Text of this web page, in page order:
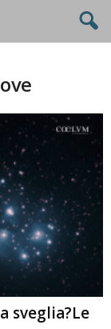
sveglia?Le